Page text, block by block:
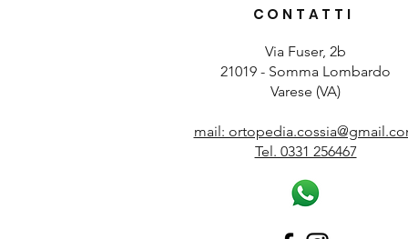
CONTATTI
Via Fuser, 2b
21019 - Somma Lombardo
Varese (VA)
mail:
Tel. 0331 256467